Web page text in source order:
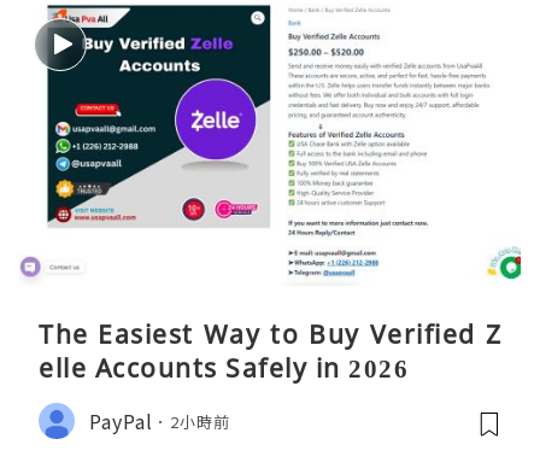
The Easiest Way to Buy Verified Z
elle Accounts Safely in 2026
PayPal 2小時前